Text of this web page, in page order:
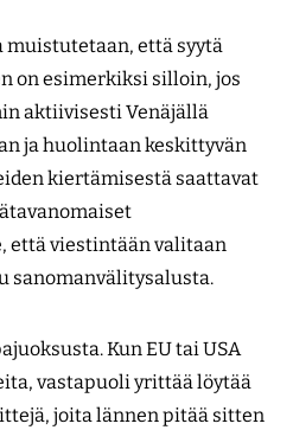
että syytä
on esimerkiksi silloin, jos
aktiivisesti Venäjällä
ja huolintaan keskittyvän
kiertämisestä saattavat
että viestintään valitaan
sanomanvälitysalusta.
Kun EU tai USA
vastapuoli yrittää löytää
joita lännen pitää sitten